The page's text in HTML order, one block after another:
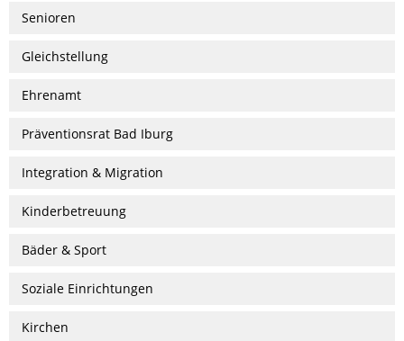
Senioren
Gleichstellung
Ehrenamt
Präventionsrat Bad Iburg
Integration & Migration
Kinderbetreuung
Bäder & Sport
Soziale Einrichtungen
Kirchen